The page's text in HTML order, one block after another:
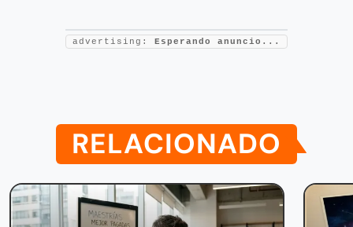
advertising: Esperando anuncio...
RELACIONADO